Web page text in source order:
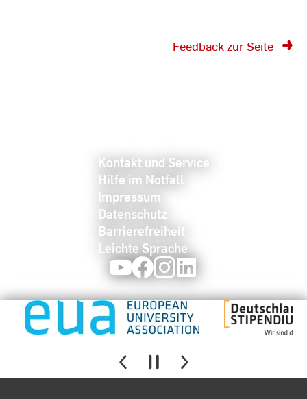
Feedback zur Seite
Kontakt und Service
Hilfe im Notfall
Impressum
Datenschutz
Barrierefreiheit
Leichte Sprache
YoutubeFacebookInstagram